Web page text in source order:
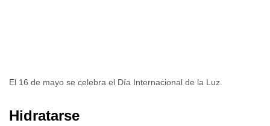
El 16 de mayo se celebra el Día Internacional de la Luz.
Hidratarse